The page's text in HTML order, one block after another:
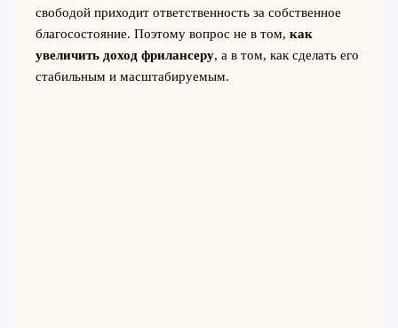
свободой приходит ответственность за собственное
благосостояние. Поэтому вопрос не в том, как
увеличить доход фрилансеру, а в том, как сделать его
стабильным и масштабируемым.